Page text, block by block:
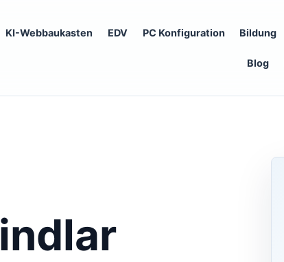
KI-Webbaukasten EDV PC Konfiguration Bildung
Blog